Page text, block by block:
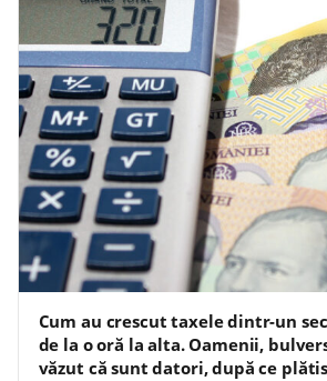
Cum au crescut taxele dintr-un
de la o oră la alta. Oamenii,
văzut că sunt datori, după ce